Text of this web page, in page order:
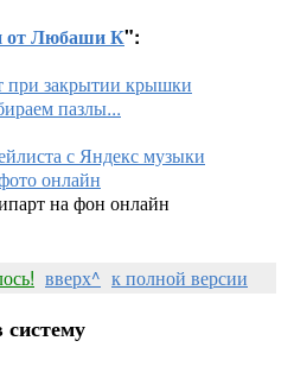
от Любаши К":
при закрытии крышки
пазлы...
с Яндекс музыки
онлайн
на фон онлайн
вверх^ к полной версии